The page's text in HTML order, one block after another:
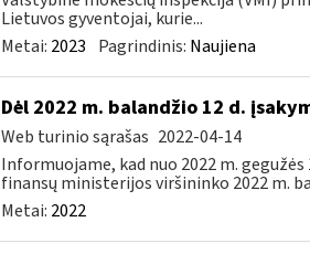
Lietuvos gyventojai, kurie...
Metai: 2023 Pagrindinis: Naujiena
Dėl 2022 m. balandžio 12 d.
Web turinio sąrašas 2022-04-14
Informuojame, kad nuo 2022 m.
finansų ministerijos viršininko 2022 m.
Metai: 2022